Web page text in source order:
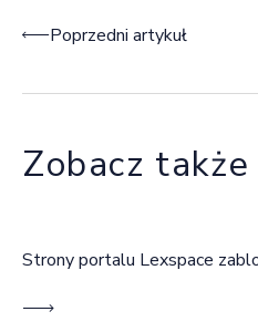
Nawigacja wpisu
Poprzedni artykuł
Zobacz także
Strony portalu Lexspace